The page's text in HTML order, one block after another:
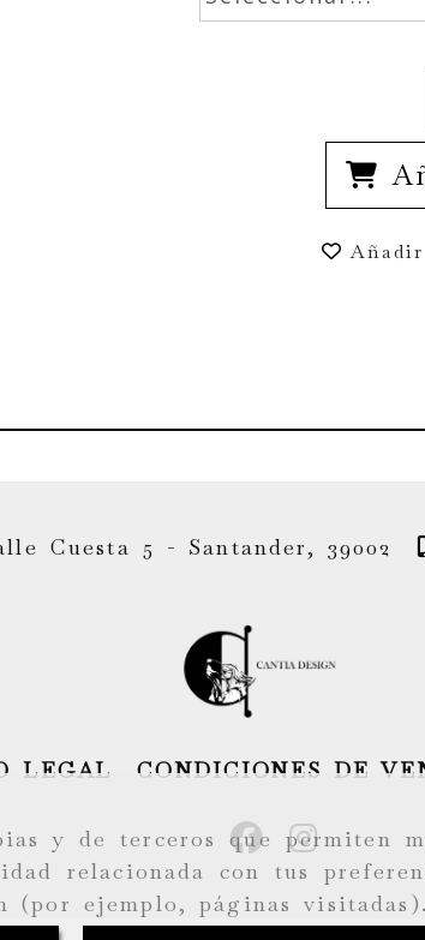
y de terceros que permiten
relacionada con tus
(por ejemplo, páginas
Cuesta 5 - Santander, 39002
LEGAL CONDICIONES DE